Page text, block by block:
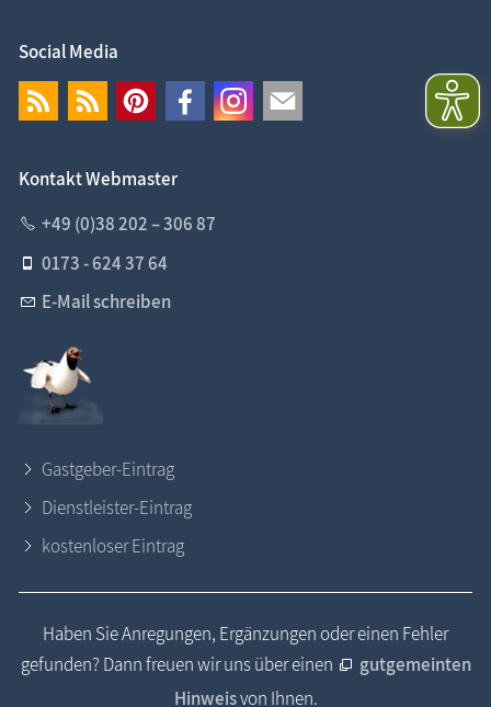
Social Media
Kontakt Webmaster
+49 (0)38 202 – 306 87
0173 - 624 37 64
E-Mail schreiben
Gastgeber-Eintrag
Dienstleister-Eintrag
kostenloser Eintrag
Haben Sie Anregungen, Ergänzungen oder einen Fehler
gefunden? Dann freuen wir uns über einen
gutgemeinten
Hinweisvon Ihnen.